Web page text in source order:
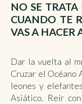
NO SE
CUANDO TE
VAS A HACER
Dar la vuelta al
Cruzar el Océano
leones y
Asiático. Reír